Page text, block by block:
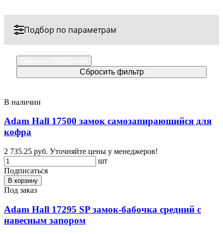
Подбор по параметрам
В наличии
Adam Hall 17500 замок самозапирающийся для
кофра
2 735.25 руб. Уточняйте цены у менеджеров!
шт
Подписаться
В корзину
Под заказ
Adam Hall 17295 SP замок-бабочка средний с
навесным запором